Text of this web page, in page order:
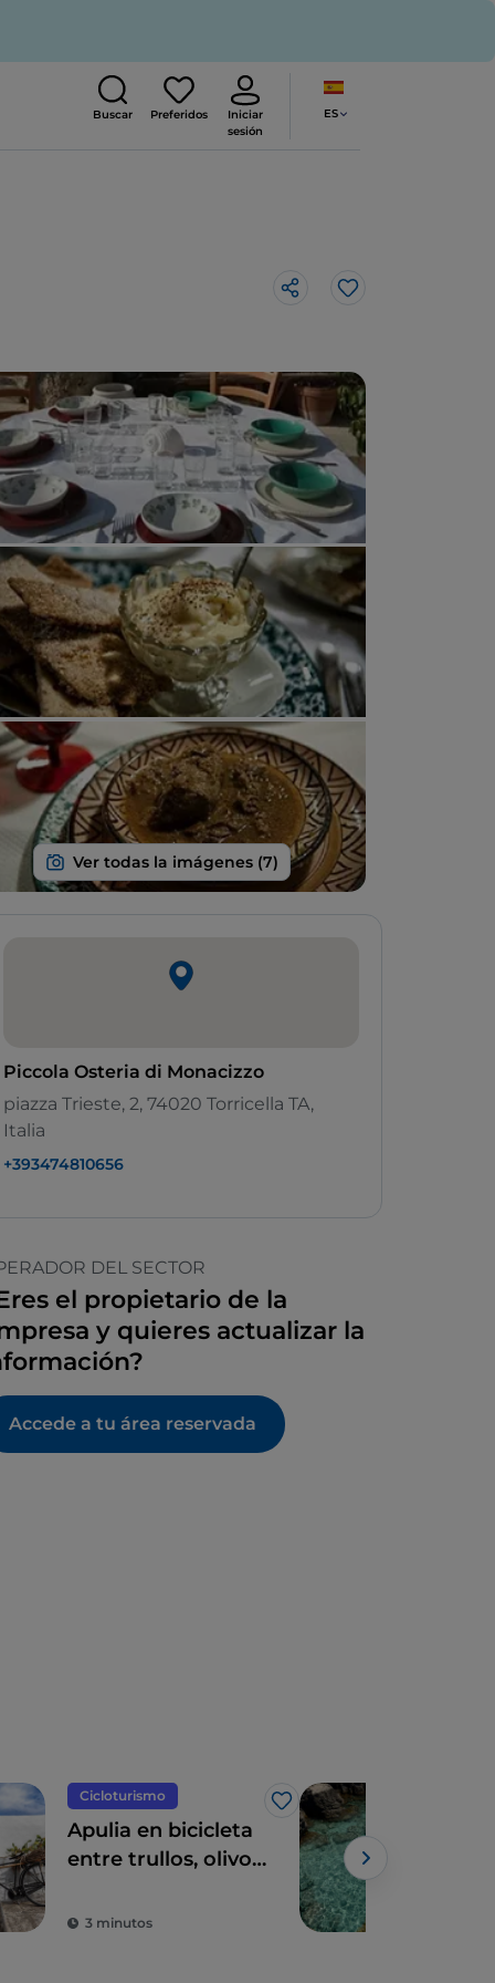
Buscar Preferidos
Iniciar
sesión
ES
Me gusta
Piccola Osteria di Monacizzo
piazza Trieste, 2, 74020 Torricella TA,
Italia
+393474810656
DEL SECTOR
el propietario de la
y quieres actualizar la
Accede a tu área reservada
Cicloturismo
Me gusta
Apulia en bicicleta
entre trullos, olivos
encanto
3 minutos